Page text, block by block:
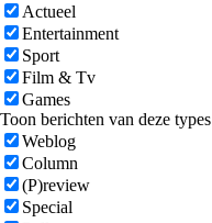
Actueel
Entertainment
Sport
Film & Tv
Games
Toon berichten van deze types
Weblog
Column
(P)review
Special